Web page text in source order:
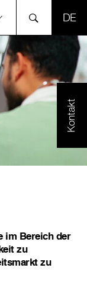
Kontakt
im Bereich der
zu
zu